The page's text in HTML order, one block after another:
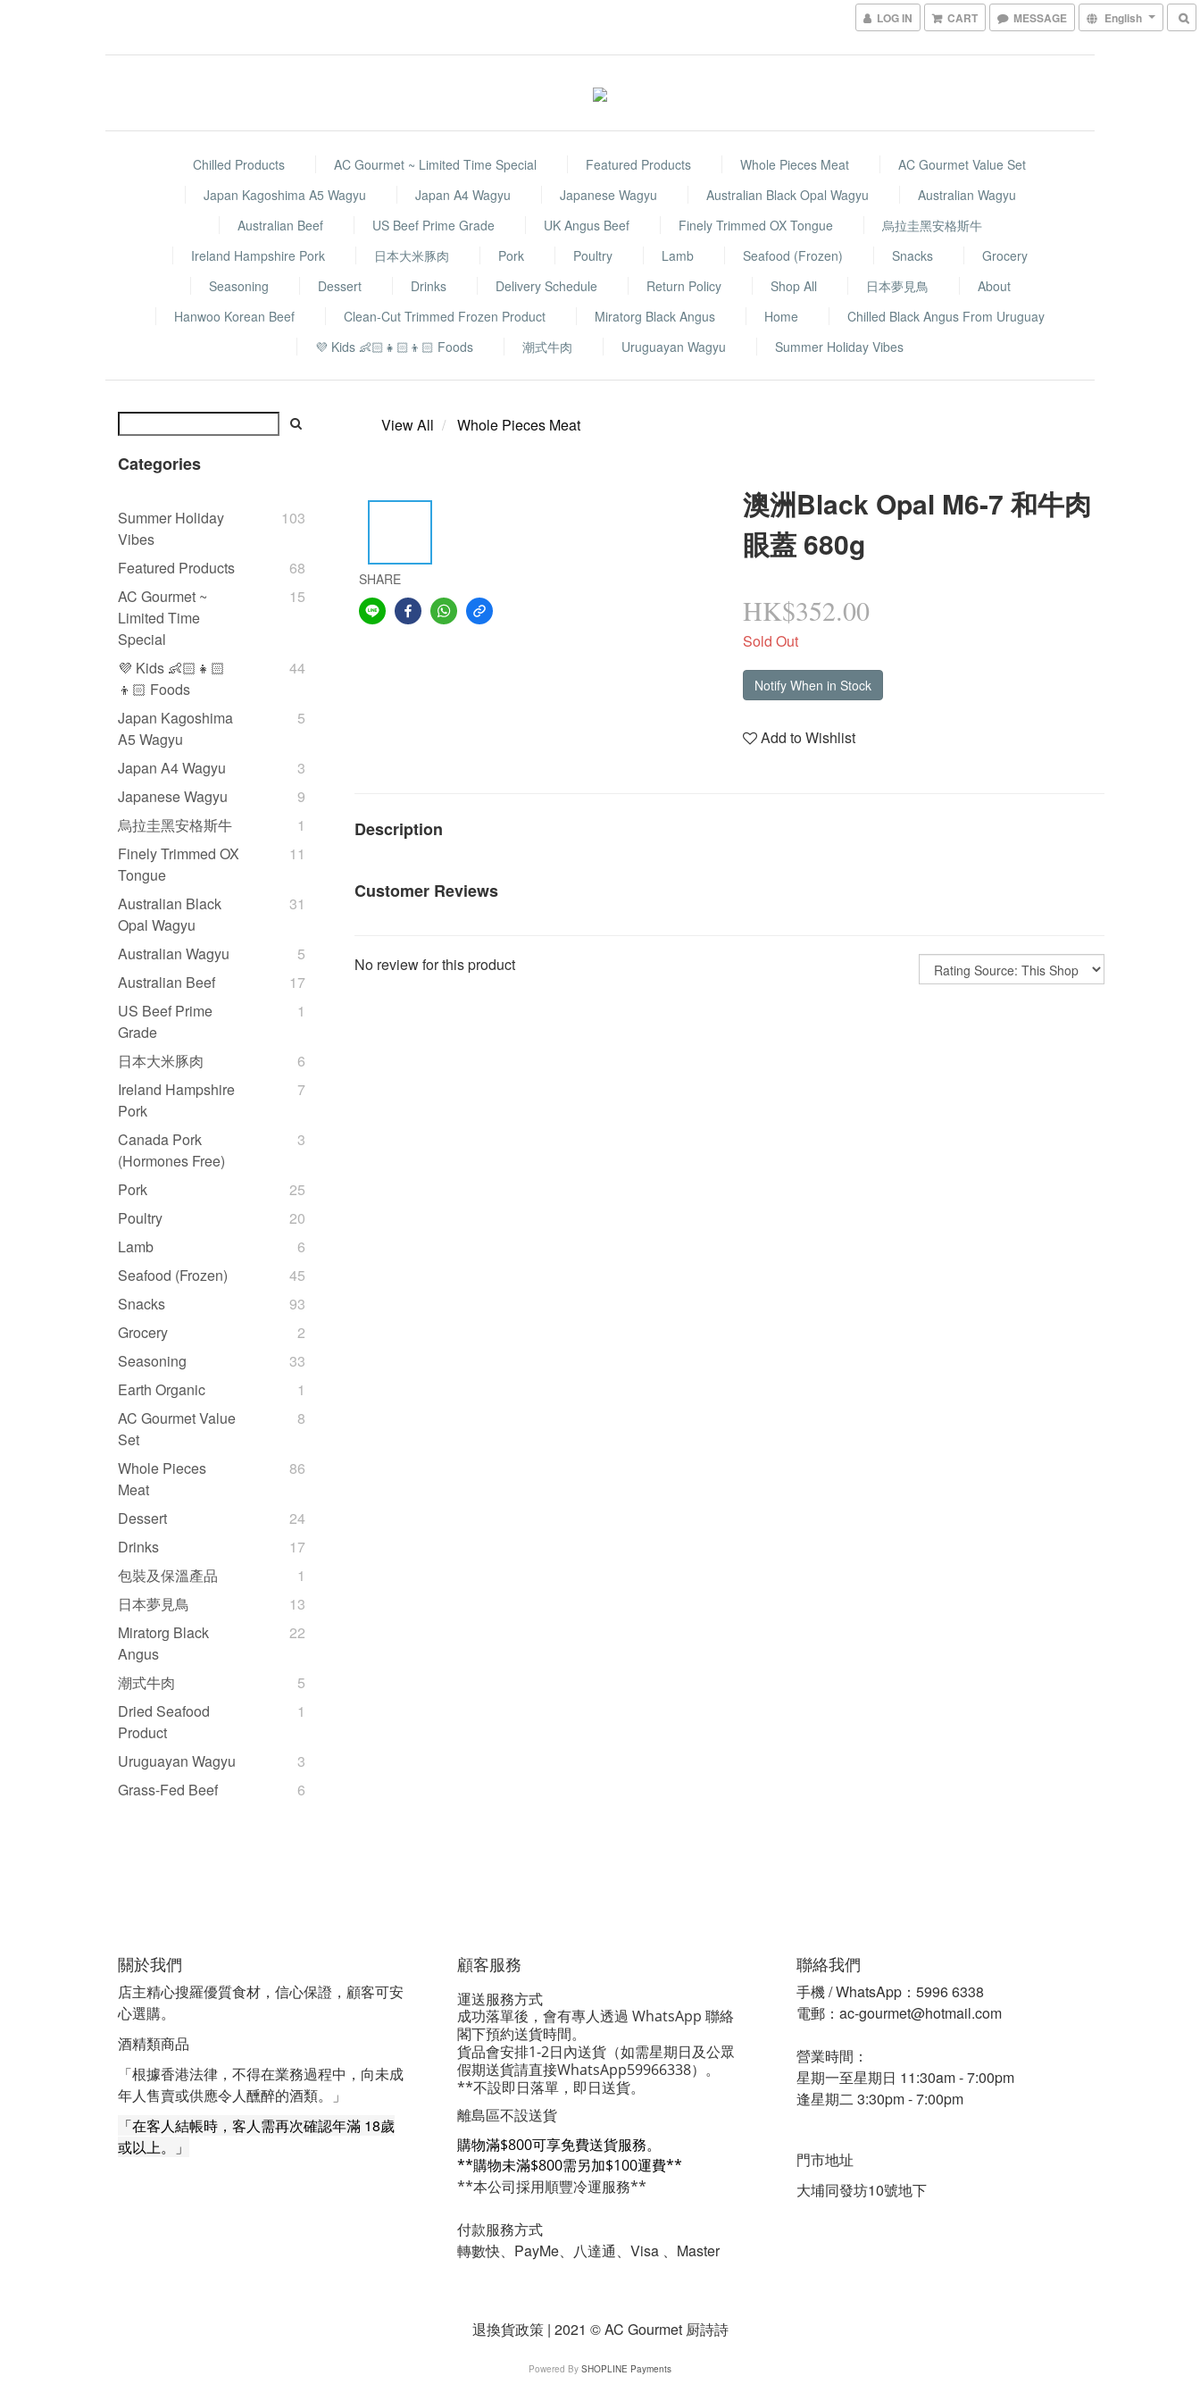
LOG IN CART MESSAGE English
Chilled Products AC Gourmet ~ Limited Time Special Featured Products Whole Pieces Meat
AC Gourmet Value Set
Japan Kagoshima A5 Wagyu
Japan A4 Wagyu Japanese Wagyu Australian Black Opal Wagyu
Australian Wagyu
Australian Beef
US Beef Prime Grade UK Angus Beef Finely Trimmed OX Tongue
烏拉圭黑安格斯牛
Ireland Hampshire Pork
日本大米豚肉 Pork Poultry Lamb Seafood (Frozen) Snacks
Grocery
Seasoning
Dessert Drinks Delivery Schedule Return Policy Shop All 日本夢見鳥
About
Hanwoo Korean Beef
Clean-Cut Trimmed Frozen Product Miratorg Black Angus Home
Chilled Black Angus From Uruguay
💜 Kids 👶🏻👧🏻👦🏻 Foods
潮式牛肉 Uruguayan Wagyu Summer Holiday Vibes
Categories
Summer Holiday
Vibes
103
Featured Products
68
AC Gourmet ~
Limited Time
Special
15
💜 Kids 👶🏻👧🏻
👦🏻 Foods
44
Japan Kagoshima
A5 Wagyu
5
Japan A4 Wagyu
3
Japanese Wagyu
9
烏拉圭黑安格斯牛
1
Finely Trimmed OX
Tongue
11
Australian Black
Opal Wagyu
31
Australian Wagyu
5
Australian Beef
17
US Beef Prime
Grade
1
日本大米豚肉
6
Ireland Hampshire
Pork
7
Canada Pork
(Hormones Free)
3
Pork
25
Poultry
20
Lamb
6
Seafood (Frozen)
45
Snacks
93
Grocery
2
Seasoning
33
Earth Organic
1
AC Gourmet Value
Set
8
Whole Pieces
Meat
86
Dessert
24
Drinks
17
包裝及保溫產品
1
日本夢見鳥
13
Miratorg Black
Angus
22
潮式牛肉
5
Dried Seafood
Product
1
Uruguayan Wagyu
3
Grass-Fed Beef
6
View All Whole Pieces Meat
SHARE
澳洲Black Opal M6-7 和牛肉
眼蓋 680g
HK$352.00
Sold Out
Notify When in Stock
Add to Wishlist
Description
Customer Reviews
No review for this product
關於我們
店主精心搜羅優質食材，信心保證，顧客可安
心選購。
酒精類商品
「根據香港法律，不得在業務過程中，向未成
年人售賣或供應令人醺醉的酒類。」
「在客人結帳時，客人需再次確認年滿 18歲
或以上。」
顧客服務
運送服務方式
成功落單後，會有專人透過 WhatsApp 聯絡
閣下預約送貨時間。
貨品會安排1-2日內送貨 （如需星期日及公眾
假期送貨請直接WhatsApp59966338）。
**不設即日落單，即日送貨。
離島區不設送貨
購物滿$800可享免費送貨服務。
**購物未滿$800需另加$100運費**
**本公司採用順豐冷運服務**
付款服務方式
轉數快、PayMe、八達通、Visa 、Master
聯絡我們
手機 / WhatsApp：5996 6338
電郵：ac-gourmet@hotmail.com
營業時間：
星期一至星期日 11:30am - 7:00pm
逢星期二 3:30pm - 7:00pm
門市地址
大埔同發坊10號地下
退換貨政策 | 2021 © AC Gourmet 厨詩詩
Powered By SHOPLINE Payments